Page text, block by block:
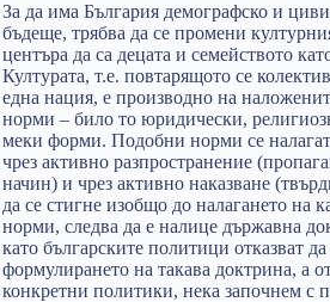
За да има България демографско и
бъдеще, трябва да се промени
центъра да са децата и семейството
Културата, т.е. повтарящото се
една нация, е производно на
норми – било то юридически,
меки форми. Подобни норми се
чрез активно разпространение
начин) и чрез активно наказване
да се стигне изобщо до налагането на
норми, следва да е налице държавна
като българските политици отказват да
формулирането на такава доктрина, а
конкретни политики, нека започнем с